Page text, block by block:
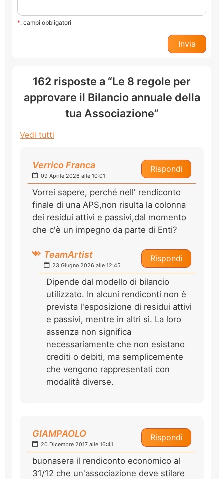
*: campi obbligatori
162 risposte a “Le 8 regole per
approvare il Bilancio annuale della
tua Associazione”
Vedi tutti
Rispondi
Verrico Franca
09 Aprile 2026 alle 10:01
Vorrei sapere, perché nell' rendiconto
finale di una APS,non risulta la colonna
dei residui attivi e passivi,dal momento
che c'è un impegno da parte di Enti?
Rispondi
TeamArtist
23 Giugno 2026 alle 12:45
Dipende dal modello di bilancio
utilizzato. In alcuni rendiconti non è
prevista l'esposizione di residui attivi
e passivi, mentre in altri sì. La loro
assenza non significa
necessariamente che non esistano
crediti o debiti, ma semplicemente
che vengono rappresentati con
modalità diverse.
Rispondi
GIAMPAOLO
20 Dicembre 2017 alle 16:41
buonasera il rendiconto economico al
31/12 che un'associazione deve stilare